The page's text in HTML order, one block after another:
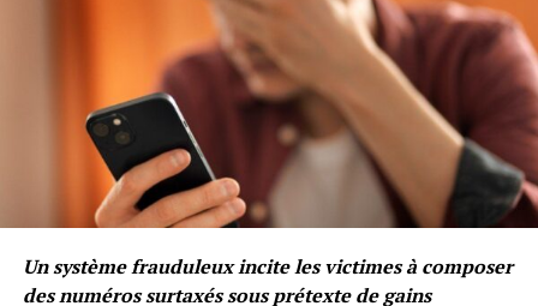
Un système frauduleux incite les victimes à composer
des numéros surtaxés sous prétexte de gains